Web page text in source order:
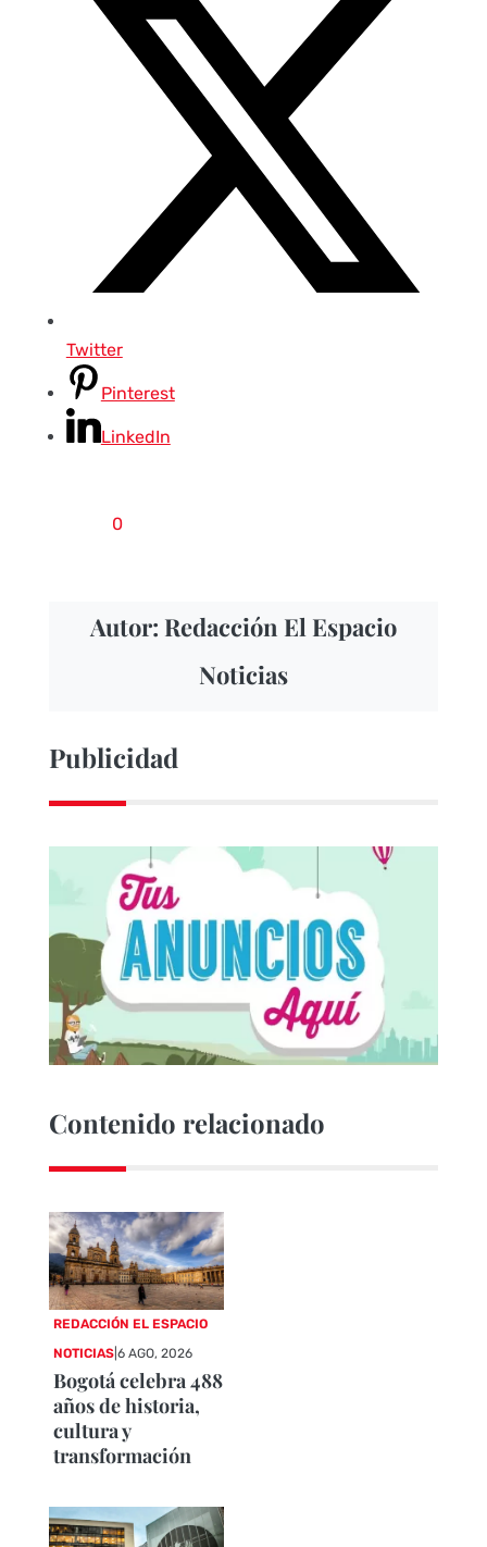
Twitter
Pinterest
LinkedIn
0
Autor: Redacción El Espacio
Noticias
Publicidad
Contenido relacionado
REDACCIÓN EL ESPACIO
NOTICIAS |6 AGO, 2026
Bogotá celebra 488
años de historia,
cultura y
transformación